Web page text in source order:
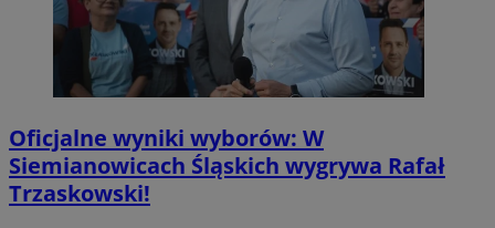
Oficjalne wyniki wyborów: W
Siemianowicach Śląskich wygrywa Rafał
Trzaskowski!